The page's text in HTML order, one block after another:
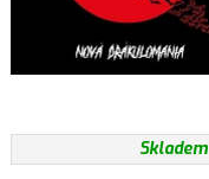
Skladem